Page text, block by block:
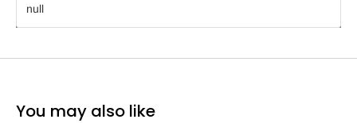
null
You may also like